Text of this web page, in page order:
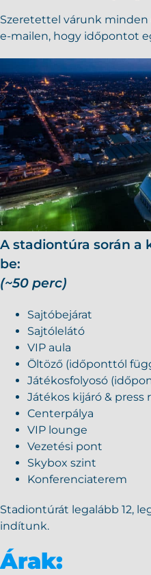
Szeretettel várunk
e-mailen, hogy időpontot
A stadiontúra során
be:
(~50 perc)
Sajtóbejárat
Sajtólelátó
VIP aula
Öltöző (időponttól
Játékosfolyosó
Játékos kijáró &
Centerpálya
VIP lounge
Vezetési pont
Skybox szint
Konferenciaterem
Stadiontúrát legalább 12,
indítunk.
Árak: